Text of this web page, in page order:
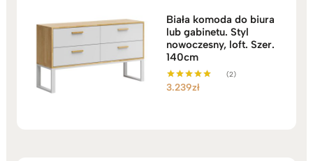
Biała komoda do biura
lub gabinetu. Styl
nowoczesny, loft. Szer.
140cm
Oceniono
(2)
3.239zł